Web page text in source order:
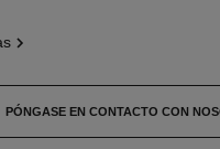
PÓNGASE EN CONTACTO CON